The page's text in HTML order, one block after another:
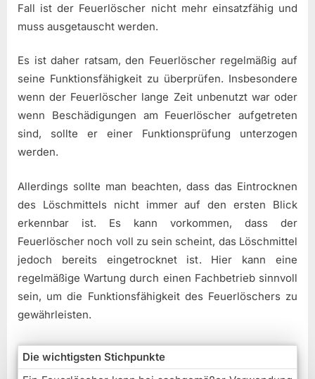
Fall ist der Feuerlöscher nicht mehr einsatzfähig und
muss ausgetauscht werden.
Es ist daher ratsam, den Feuerlöscher regelmäßig auf
seine Funktionsfähigkeit zu überprüfen. Insbesondere
wenn der Feuerlöscher lange Zeit unbenutzt war oder
wenn Beschädigungen am Feuerlöscher aufgetreten
sind, sollte er einer Funktionsprüfung unterzogen
werden.
Allerdings sollte man beachten, dass das Eintrocknen
des Löschmittels nicht immer auf den ersten Blick
erkennbar ist. Es kann vorkommen, dass der
Feuerlöscher noch voll zu sein scheint, das Löschmittel
jedoch bereits eingetrocknet ist. Hier kann eine
regelmäßige Wartung durch einen Fachbetrieb sinnvoll
sein, um die Funktionsfähigkeit des Feuerlöschers zu
gewährleisten.
Die wichtigsten Stichpunkte